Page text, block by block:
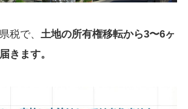
税で、 土地の所有権移転から3〜6ヶ
きます。